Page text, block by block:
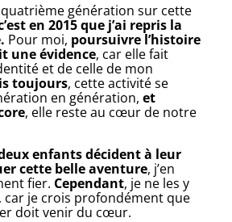
quatrième génération sur cette
en 2015 que j’ai repris la
Pour moi, poursuivre l’histoire
une évidence, car elle fait
et de celle de mon
toujours, cette activité se
en génération, et
, elle reste au cœur de notre
enfants décident à leur
cette belle aventure, j’en
fier. Cependant, je ne les y
car je crois profondément que
doit venir du cœur.